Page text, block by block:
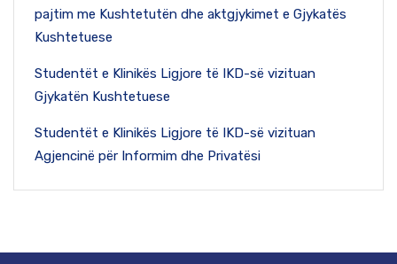
pajtim me Kushtetutën dhe aktgjykimet e Gjykatës
Kushtetuese
Studentët e Klinikës Ligjore të IKD-së vizituan
Gjykatën Kushtetuese
Studentët e Klinikës Ligjore të IKD-së vizituan
Agjencinë për Informim dhe Privatësi